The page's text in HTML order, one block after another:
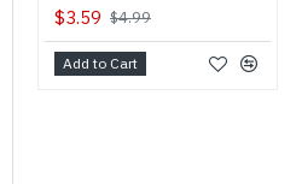
$3.59 $4.99
Add to Cart